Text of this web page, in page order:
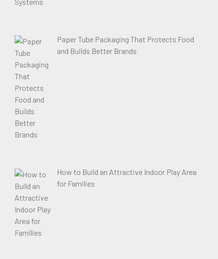
Paper Tube Packaging That Protects Food
and Builds Better Brands
How to Build an Attractive Indoor Play Area
for Families